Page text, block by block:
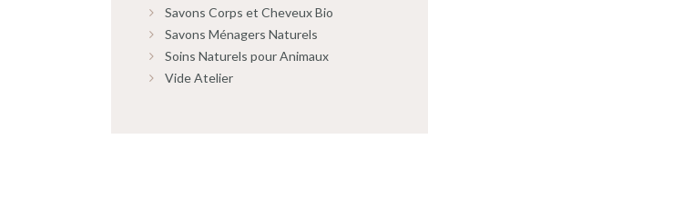
Savons Corps et Cheveux Bio
Savons Ménagers Naturels
Soins Naturels pour Animaux
Vide Atelier